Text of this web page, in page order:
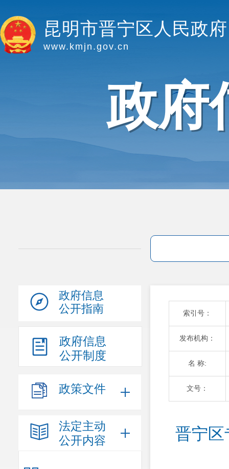
昆明市晋宁区人民政府
www.kmjn.gov.cn
政府
政府信息
公开指南
政府信息
公开制度
政策文件
法定主动
公开内容
索引号：
发布机构：
名 称:
文号：
晋宁区